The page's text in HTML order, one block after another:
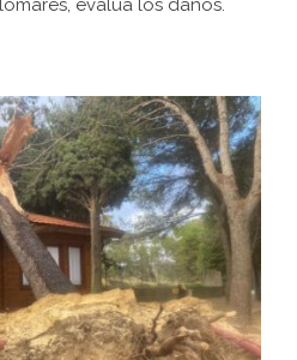
evalúa los daños.